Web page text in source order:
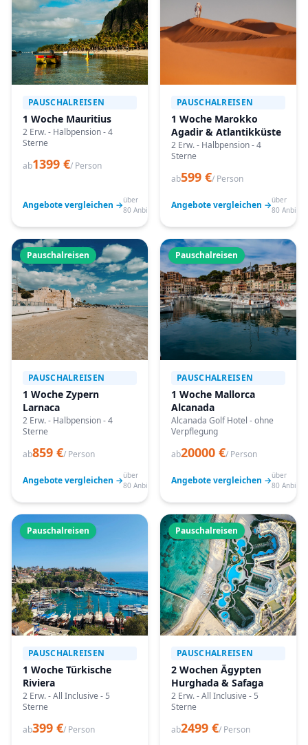
PAUSCHALREISEN
1 Woche Mauritius
2 Erw. - Halbpension - 4
Sterne
ab1399 €/ Person
Angebote vergleichen →über
80 Anbieter
PAUSCHALREISEN
1 Woche Marokko
Agadir & Atlantikküste
2 Erw. - Halbpension - 4
Sterne
ab599 €/ Person
Angebote vergleichen →über
80
Pauschalreisen
PAUSCHALREISEN
1 Woche Zypern
Larnaca
2 Erw. - Halbpension - 4
Sterne
ab859 €/ Person
Angebote vergleichen →über
80 Anbieter
Pauschalreisen
PAUSCHALREISEN
1 Woche Mallorca
Alcanada
Alcanada Golf Hotel - ohne
Verpflegung
ab20000 €/ Person
Angebote vergleichen →über
80
Pauschalreisen
PAUSCHALREISEN
1 Woche Türkische
Riviera
2 Erw. - All Inclusive - 5
Sterne
ab399 €/ Person
Pauschalreisen
PAUSCHALREISEN
2 Wochen Ägypten
Hurghada & Safaga
2 Erw. - All Inclusive - 5
Sterne
ab2499 €/ Person